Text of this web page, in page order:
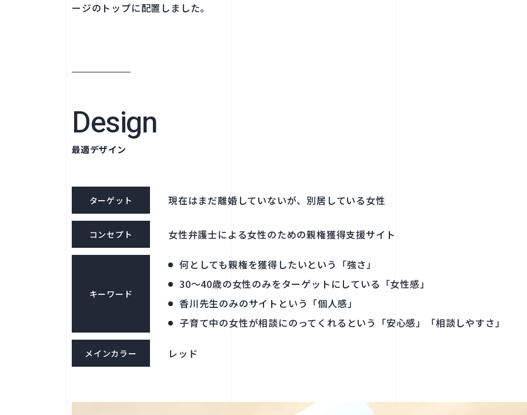
ージのトップに配置しました。
Design
最適デザイン
ターゲット 現在はまだ離婚していないが、別居している女性
コンセプト 女性弁護士による女性のための親権獲得支援サイト
キーワード
何としても親権を獲得したいという「強さ」
30～40歳の女性のみをターゲットにしている「女性感」
香川先生のみのサイトという「個人感」
子育て中の女性が相談にのってくれるという「安心感」「相談しやすさ」
メインカラー レッド